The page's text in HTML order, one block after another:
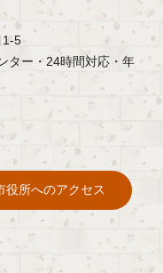
1-5
ター・24時間対応・年
役所へのアクセス